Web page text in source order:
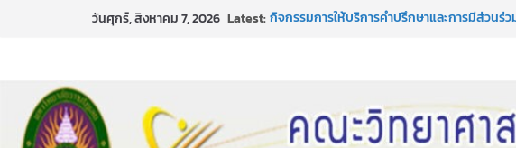
วันศุกร์, สิงหาคม 7, 2026 Latest:กิจกรรมการให้บริการคำปรึกษาและการมีส่วนร่ว
และเทคโนโลยี ภาคปกติ ประจำปีการศึกษา 2569
ขอเชิญชวนประชาชนทุกคน ร่วมลงนามออนไลน์ “